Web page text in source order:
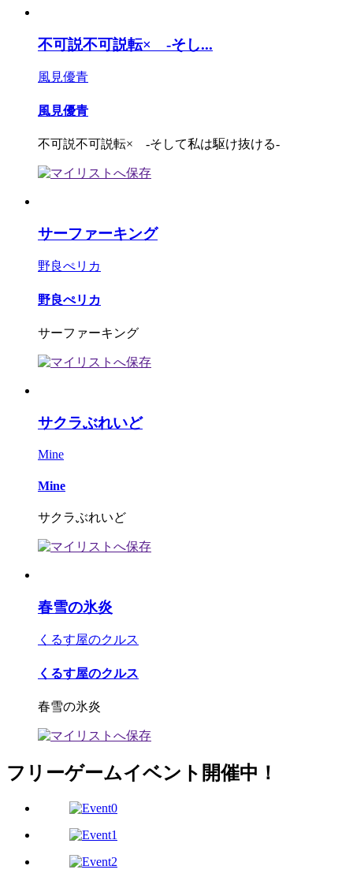
不可説不可説転× -そし...
風見優青
風見優青
不可説不可説転× -そして私は駆け抜ける-
サーファーキング
野良ぺリカ
野良ぺリカ
サーファーキング
サクラぶれいど
Mine
Mine
サクラぶれいど
春雪の氷炎
くるす屋のクルス
くるす屋のクルス
春雪の氷炎
フリーゲームイベント開催中！